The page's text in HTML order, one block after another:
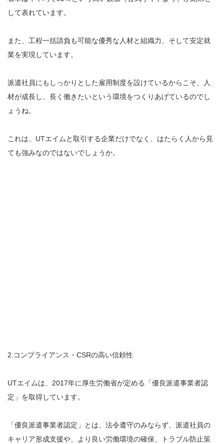
して表れています。
また、工程一括請負も可能な優秀な人材と組織力、そして安定就
業を実現しています。
派遣社員にもしっかりとした雇用制度を設けているからこそ、人
材が成長し、長く働きたいという環境をつくりあげているのでし
ょうね。
これは、UTエイムと取引する企業だけでなく、はたらく人から見
ても強みなのではないでしょうか。
2.コンプライアンス・CSRの高い信頼性
UTエイムは、2017年に厚生労働省が定める「優良派遣事業者認
定」を取得しています。
「優良派遣事業者認定」とは、法令遵守のみならず、派遣社員の
キャリア形成支援や、より良い労働環境の確保、トラブル防止策